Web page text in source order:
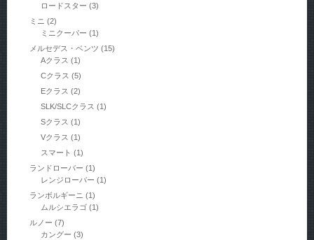
ロードスター (3)
ミニ (2)
ミニクーパー (1)
メルセデス・ベンツ (15)
Aクラス (1)
Cクラス (5)
Eクラス (2)
SLK/SLCクラス (1)
Sクラス (1)
Vクラス (1)
スマート (1)
ランドローバー (1)
レンジローバー (1)
ランボルギーニ (1)
ムルシエラゴ (1)
ルノー (7)
カングー (3)